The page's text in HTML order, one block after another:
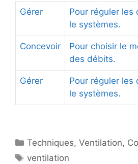
Gérer
Pour réguler les
le systèmes.
Concevoir
Pour choisir le
des débits.
Gérer
Pour réguler les
le systèmes.
Catégories
Techniques,Ventilation,
Étiquettes
ventilation